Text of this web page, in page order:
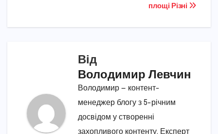
площі Різні
Від
Володимир Левчин
Володимир — контент-
менеджер блогу з 5-річним
досвідом у створенні
захопливого контенту. Експерт